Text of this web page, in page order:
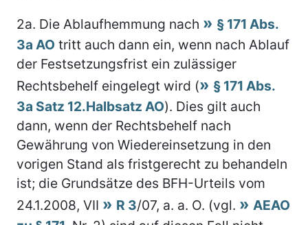
2a. Die Ablaufhemmung nach
§ 171 Abs.
3a AO tritt auch dann ein, wenn nach Ablauf
der Festsetzungsfrist ein zulässiger
Rechtsbehelf eingelegt wird (
§ 171 Abs.
3a Satz 12.Halbsatz AO). Dies gilt auch
dann, wenn der Rechtsbehelf nach
Gewährung von Wiedereinsetzung in den
vorigen Stand als fristgerecht zu behandeln
ist; die Grundsätze des BFH-Urteils vom
24.1.2008, VII
R 3/07, a. a. O. (vgl.
AEAO